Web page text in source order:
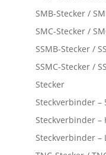
SMB-Stecker /
SMC-Stecker /
SSMB-Stecker /
SSMC-Stecker /
Stecker
Steckverbinder –
Steckverbinder –
Steckverbinder –